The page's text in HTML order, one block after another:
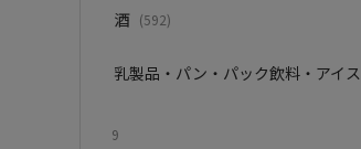
酒 (592)
乳製品・パン・パック飲料・アイス
9